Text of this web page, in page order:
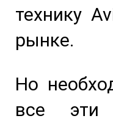
технику
рынке.
Но
все эти